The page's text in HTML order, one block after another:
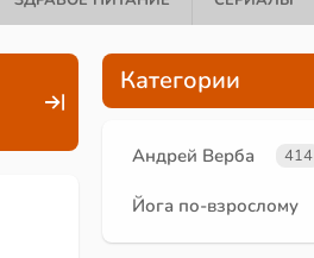
Категории
Андрей Верба 414
Йога по-взрослому